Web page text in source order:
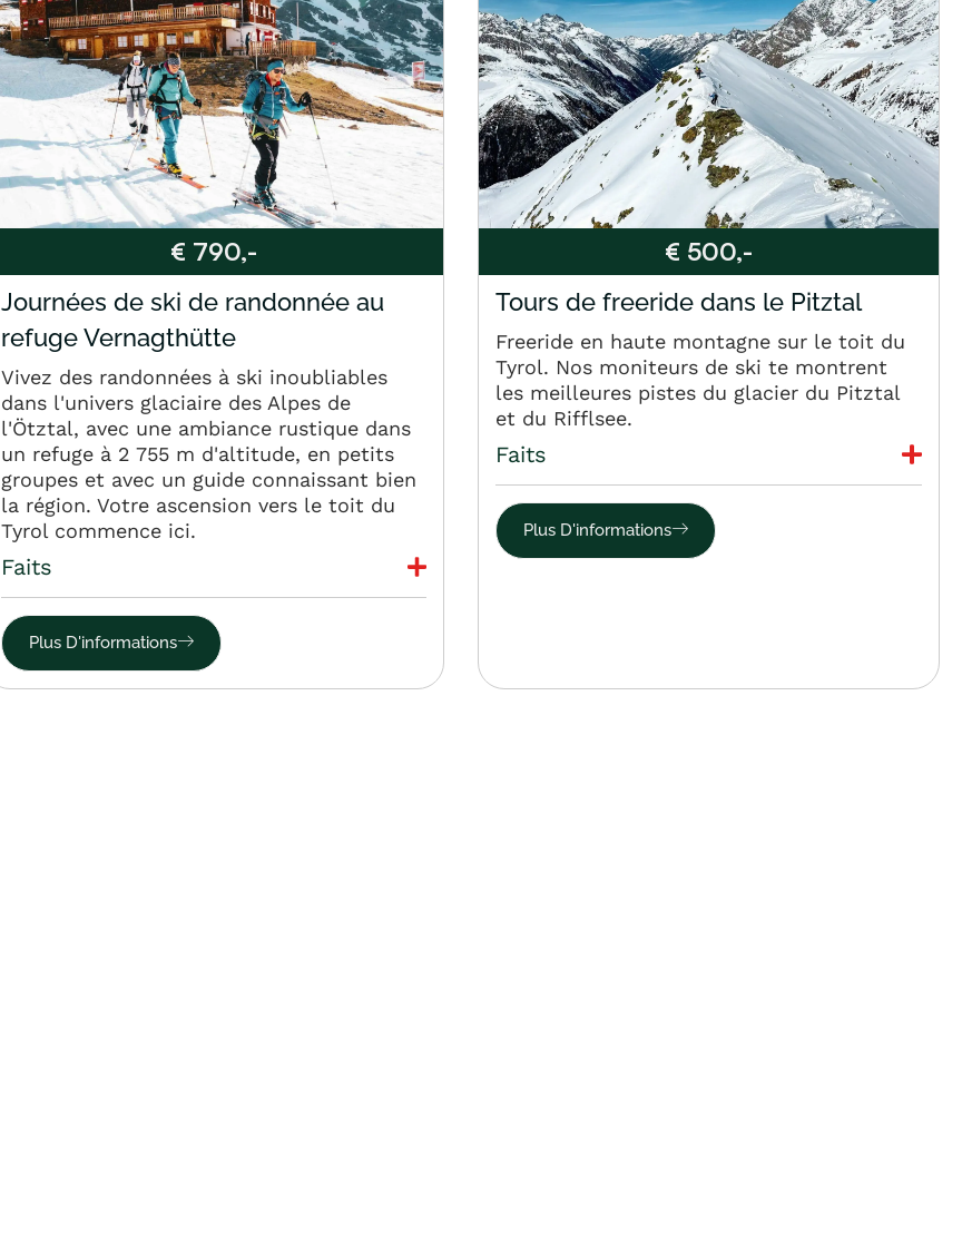
€ 790,-
Journées de ski de randonnée au
refuge Vernagthütte
Vivez des randonnées à ski inoubliables
dans l'univers glaciaire des Alpes de
l'Ötztal, avec une ambiance rustique dans
un refuge à 2 755 m d'altitude, en petits
groupes et avec un guide connaissant bien
la région. Votre ascension vers le toit du
Tyrol commence ici.
Faits
Plus D'informations
€ 500,-
Tours de freeride dans le Pitztal
Freeride en haute montagne sur le toit du
Tyrol. Nos moniteurs de ski te montrent
les meilleures pistes du glacier du Pitztal
et du Rifflsee.
Faits
Plus D'informations